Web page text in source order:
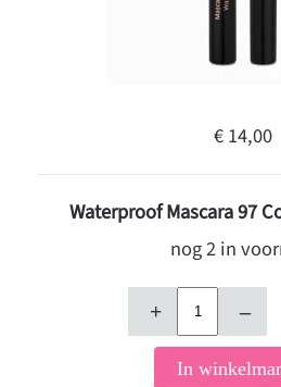
€ 14,00
Waterproof Mascara 97
nog 2 in
+ –
In